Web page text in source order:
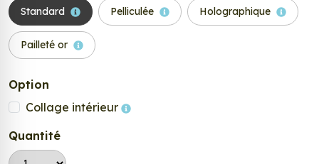
Standard Pelliculée Holographique
Pailleté or
Option
Collage intérieur
Quantité